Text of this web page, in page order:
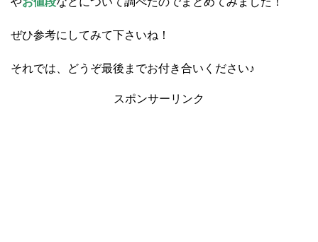
ぜひ参考にしてみて下さいね！
それでは、どうぞ最後までお付き合いください♪
スポンサーリンク